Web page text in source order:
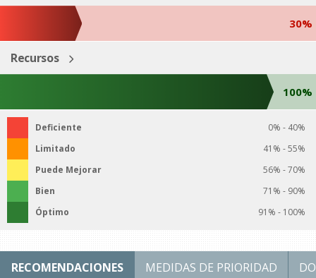
30%
Recursos
100%
Deficiente
0% - 40%
Limitado
41% - 55%
Puede Mejorar
56% - 70%
Bien
71% - 90%
Óptimo
91% - 100%
RECOMENDACIONES MEDIDAS DE PRIORIDAD